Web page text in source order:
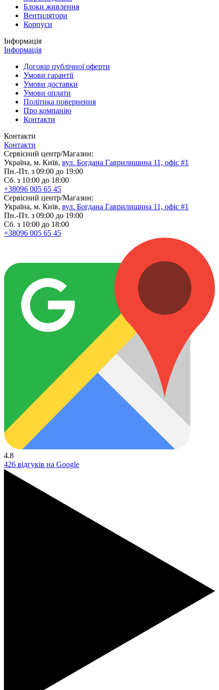
Блоки живлення
Вентилятори
Корпуси
Інформація
Інформація
Договір публічної оферти
Умови гарантії
Умови доставки
Умови оплати
Політика повернення
Про компанію
Контакти
Контакти
Контакти
Сервісний центр/Магазин:
Україна, м. Київ, вул. Богдана Гаврилишина 11, офіс #1
Пн.-Пт. з 09:00 до 19:00
Сб. з 10:00 до 18:00
+38096 005 65 45
Сервісний центр/Магазин:
Україна, м. Київ, вул. Богдана Гаврилишина 11, офіс #1
Пн.-Пт. з 09:00 до 19:00
Сб. з 10:00 до 18:00
+38096 005 65 45
4.8
426 відгуків на Google